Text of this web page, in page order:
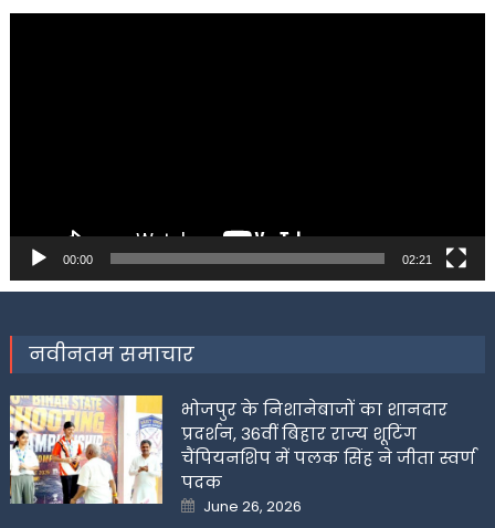
00:00 02:21
नवीनतम समाचार
भोजपुर के निशानेबाजों का शानदार
प्रदर्शन, 36वीं बिहार राज्य शूटिंग
चैंपियनशिप में पलक सिंह ने जीता स्वर्ण
पदक
Posted
on
June 26, 2026